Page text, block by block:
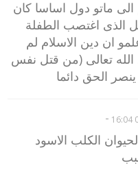
الى ماتو دول اساسا كان
الذى اغتصب الطفلة
ان دين الاسلام لم
الله تعالى (من قتل نفس
الحق دائما
-
الكلب الاسود